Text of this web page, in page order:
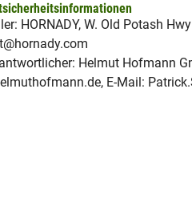
HORNADY, W. Old Potash
Helmut Hofmann
E-Mail: